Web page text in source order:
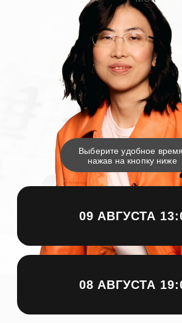
09 АВГУСТА 13:00
Выберите удобное время,
нажав на кнопку ниже
08 АВГУСТА 19:00
Фаина Ли
Билингв, Носитель
Языков
Преподаю Китайский С 2009 Года
По Вопросам Изучения Китайского